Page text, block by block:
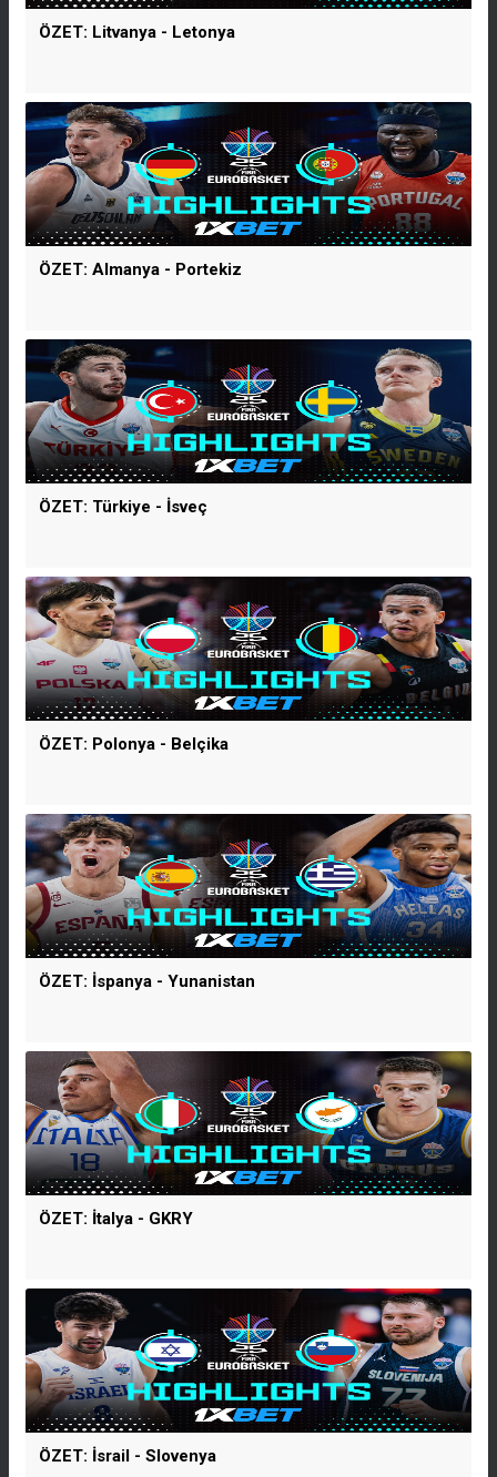
ÖZET: Litvanya - Letonya
ÖZET: Almanya - Portekiz
ÖZET: Türkiye - İsveç
ÖZET: Polonya - Belçika
ÖZET: İspanya - Yunanistan
ÖZET: İtalya - GKRY
ÖZET: İsrail - Slovenya